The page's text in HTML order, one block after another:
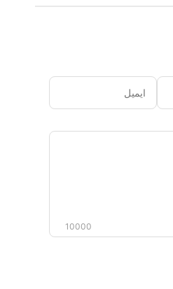
نام ایمیل
دیدگاه
10000